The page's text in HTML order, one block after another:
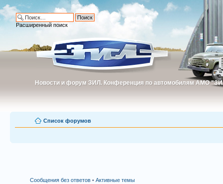
Новости и форум ЗИЛ. Конференция по автомобилям АМО
Новости и форум ЗИЛ. Конференция по автомобилям АМО
Расширенный поиск
Список форумов
Сообщения без ответов • Активные темы